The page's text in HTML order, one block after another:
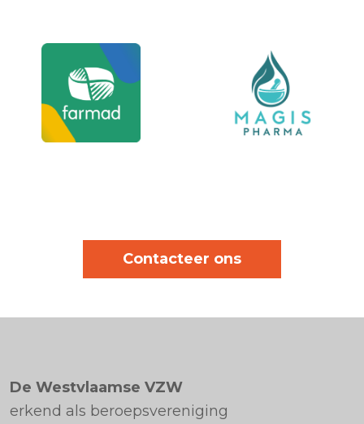
Contacteer ons
De Westvlaamse VZW
erkend als beroepsvereniging